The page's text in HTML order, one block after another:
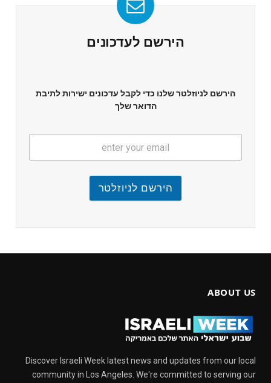
הירשם לעדכונים
הירשם לניוזלטר שלנו כדי לקבל עדכונים ישירות לתיבת
הדואר שלך
הירשם לניוזלטר
ABOUT US
Discover Israeli Week latest news and updates from our local
community in Los Angeles. We're committed to serving our